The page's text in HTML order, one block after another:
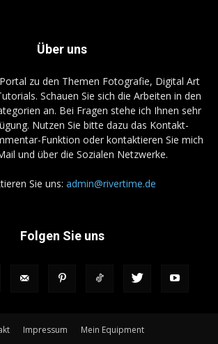
Über uns
zu den Themen Fotografie, Digital Art
Schauen Sie sich die Arbeiten in den
an. Bei Fragen stehe ich Ihnen sehr
Nutzen Sie bitte dazu das Kontakt-
Funktion oder kontaktieren Sie mich
und über die Sozialen Netzwerke.
Sie uns: admin@rivertime.de
Folgen Sie uns
Impressum Mein Equipment